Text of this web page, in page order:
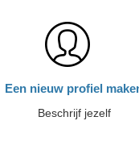
Een nieuw profiel
Beschrijf jezelf